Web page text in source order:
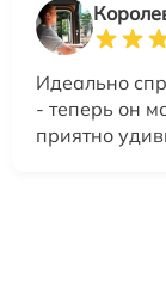
Идеально
- теперь он
приятно